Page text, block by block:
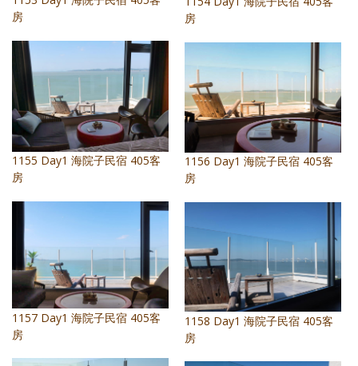
歷史區
關於Yilan
個人著作
活動實況記錄
媒體報導一覽
合作與代言
房
房
1155 Day1 海院子民宿 405客
房
1156 Day1 海院子民宿 405客
房
1157 Day1 海院子民宿 405客
房
1158 Day1 海院子民宿 405客
房